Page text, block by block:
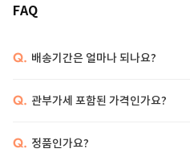
FAQ
Q. 배송기간은 얼마나 되나요?
Q. 관부가세 포함된 가격인가요?
Q. 정품인가요?